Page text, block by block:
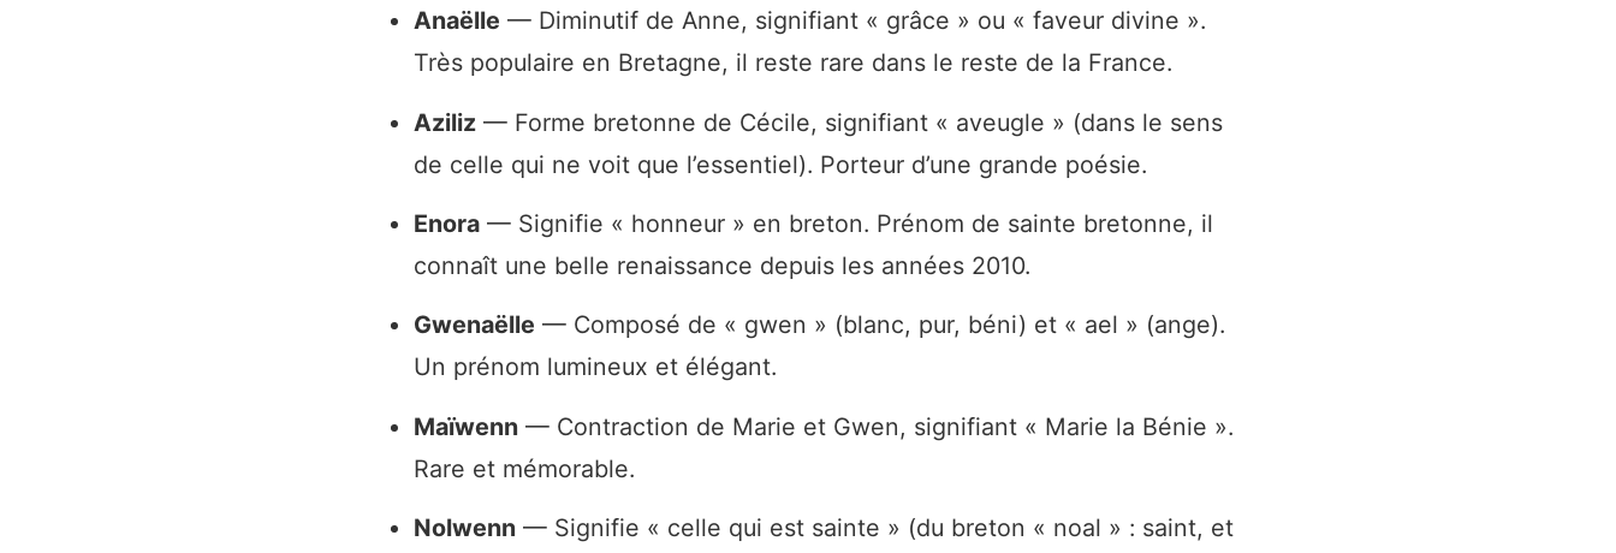
Anaëlle — Diminutif de Anne, signifiant « grâce » ou « faveur divine ».
Très populaire en Bretagne, il reste rare dans le reste de la France.
Aziliz — Forme bretonne de Cécile, signifiant « aveugle » (dans le sens
de celle qui ne voit que l’essentiel). Porteur d’une grande poésie.
Enora — Signifie « honneur » en breton. Prénom de sainte bretonne, il
connaît une belle renaissance depuis les années 2010.
Gwenaëlle — Composé de « gwen » (blanc, pur, béni) et « ael » (ange).
Un prénom lumineux et élégant.
Maïwenn — Contraction de Marie et Gwen, signifiant « Marie la Bénie ».
Rare et mémorable.
Nolwenn — Signifie « celle qui est sainte » (du breton « noal » : saint, et